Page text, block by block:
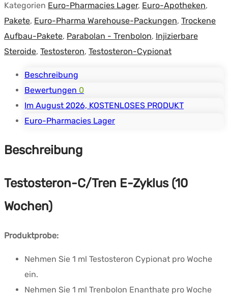
Kategorien Euro-Pharmacies Lager, Euro-Apotheken,
Pakete, Euro-Pharma Warehouse-Packungen, Trockene
Aufbau-Pakete, Parabolan - Trenbolon, Injizierbare
Steroide, Testosteron, Testosteron-Cypionat
Beschreibung
Bewertungen 0
Im August 2026, KOSTENLOSES PRODUKT
Euro-Pharmacies Lager
Beschreibung
Testosteron-C/Tren E-Zyklus (10
Wochen)
Produktprobe:
Nehmen Sie 1 ml Testosteron Cypionat pro Woche
ein.
Nehmen Sie 1 ml Trenbolon Enanthate pro Woche